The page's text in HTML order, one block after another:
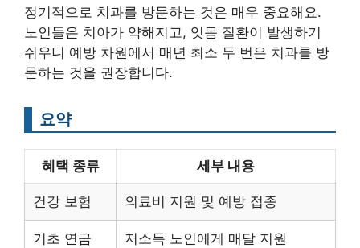
정기적으로 치과를 방문하는 것은 매우 중요해요.
노인들은 치아가 약해지고, 잇몸 질환이 발생하기
쉬우니 예방 차원에서 매년 최소 두 번은 치과를 방
문하는 것을 권장합니다.
요약
혜택 종류 세부 내용
건강 보험 의료비 지원 및 예방 접종
기초 연금 저소득 노인에게 매달 지원